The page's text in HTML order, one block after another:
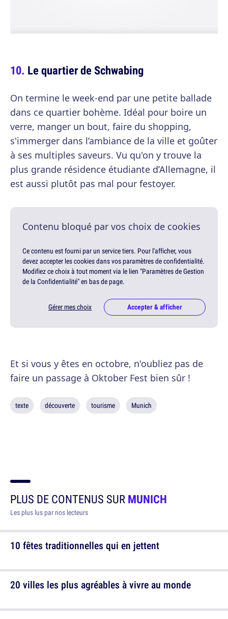
Le quartier de Schwabing
On termine le week-end par une petite ballade
dans ce quartier bohème. Idéal pour boire un
verre, manger un bout, faire du shopping,
s'immerger dans l’ambiance de la ville et goûter
à ses multiples saveurs. Vu qu'on y trouve la
plus grande résidence étudiante d’Allemagne, il
est aussi plutôt pas mal pour festoyer.
Contenu bloqué par vos choix de cookies
Ce contenu est fourni par un service tiers. Pour l'afficher, vous
devez accepter les cookies dans vos paramètres de confidentialité.
Modifiez ce choix à tout moment via le lien "Paramètres de Gestion
de la Confidentialité" en bas de page.
Gérer mes choix Accepter & afficher
Et si vous y êtes en octobre, n'oubliez pas de
faire un passage à Oktober Fest bien sûr !
texte découverte tourisme Munich
PLUS DE CONTENUS SURMUNICH
Les plus lus par nos lecteurs
20 villes les plus agréables à vivre au monde
10 fêtes traditionnelles qui en jettent